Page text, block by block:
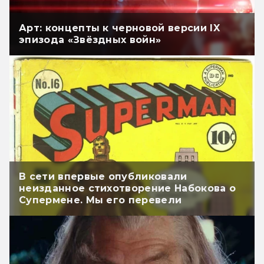
Арт: концепты к черновой версии IX
эпизода «Звёздных войн»
В сети впервые опубликовали
неизданное стихотворение Набокова о
Супермене. Мы его перевели